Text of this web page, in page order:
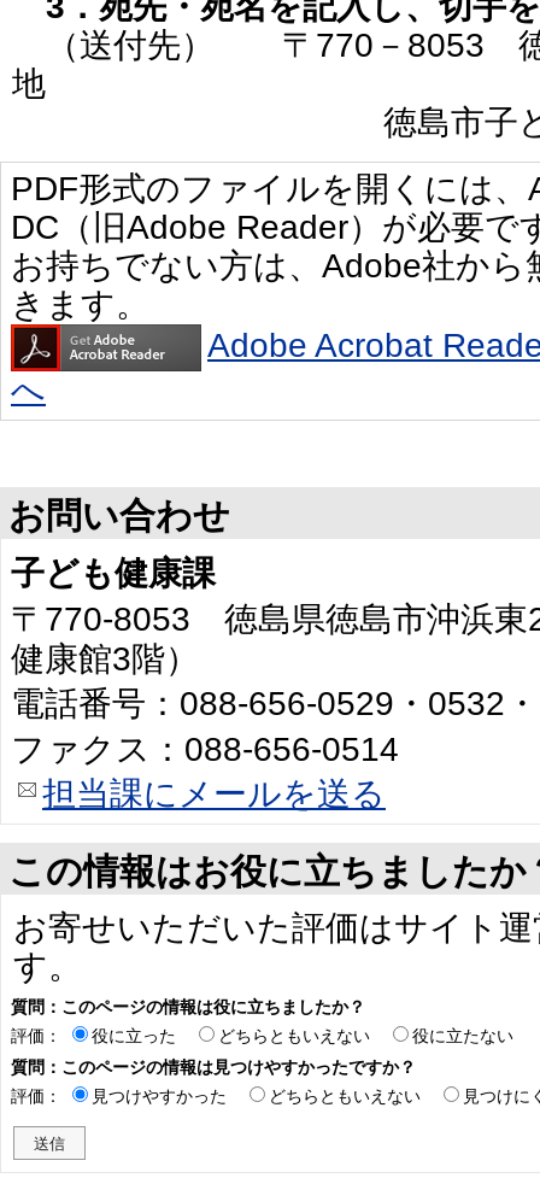
（送付先） 〒770－8053 徳
地
徳島市子ども
PDF形式のファイルを開くには
DC（旧Adobe Reader）が必要で
お持ちでない方は、Adobe社か
きます。
Adobe Acrobat
へ
お問い合わせ
子ども健康課
〒770-8053 徳島県徳島市沖浜東
健康館3階）
電話番号：088-656-0529・0532
ファクス：088-656-0514
担当課にメールを送る
この情報はお役に立ちましたか
お寄せいただいた評価はサイト
す。
質問：このページの情報は役に立ちましたか？
評価：
役に立った どちらともいえない
役に立たない
質問：このページの情報は見つけやすかったですか？
評価：
見つけやすかった どちらともいえない 見つけに